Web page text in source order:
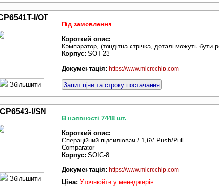
I/OT
Збільшити
Під замовлення
Короткий опис:
Компаратор, (тендітна стрічка, деталі можуть бути
Корпус: SOT-23
Документація: https://www.microchip.com
Запит ціни та строку постачання
I/SN
Збільшити
В наявності 7448 шт.
Короткий опис:
Операційний підсилювач / 1,6V Push/Pull
Comparator
Корпус: SOIC-8
Документація: https://www.microchip.com
Ціна: Уточнюйте у менеджерів